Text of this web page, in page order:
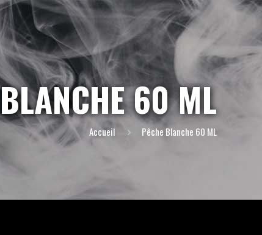
60 ML
Accueil Pêche Blanche 60 ML